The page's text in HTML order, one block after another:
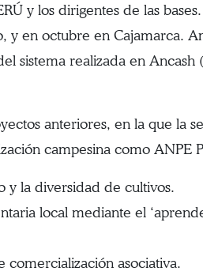
y los dirigentes de las
y en octubre en Cajamarca.
sistema realizada en Ancash
anteriores, en la que la
campesina como ANPE
la diversidad de cultivos.
local mediante el
asociativa.